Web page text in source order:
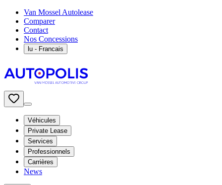
Van Mossel Autolease
Comparer
Contact
Nos Concessions
lu - Francais
Véhicules
Private Lease
Services
Professionnels
Carrières
News